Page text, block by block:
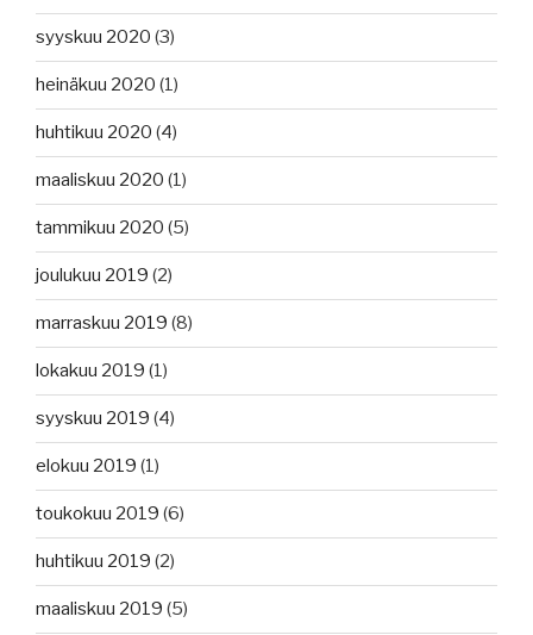
syyskuu 2020 (3)
heinäkuu 2020 (1)
huhtikuu 2020 (4)
maaliskuu 2020 (1)
tammikuu 2020 (5)
joulukuu 2019 (2)
marraskuu 2019 (8)
lokakuu 2019 (1)
syyskuu 2019 (4)
elokuu 2019 (1)
toukokuu 2019 (6)
huhtikuu 2019 (2)
maaliskuu 2019 (5)